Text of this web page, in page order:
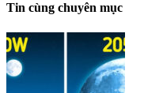
Tin cùng chuyên mục